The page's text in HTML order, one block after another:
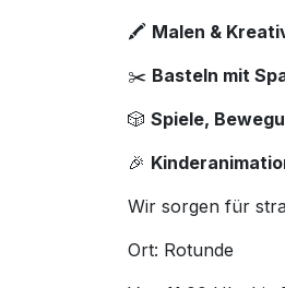
🖍️ Malen &
✂️ Basteln mit
🎲 Spiele,
🎉
Wir sorgen für
Ort: Rotunde